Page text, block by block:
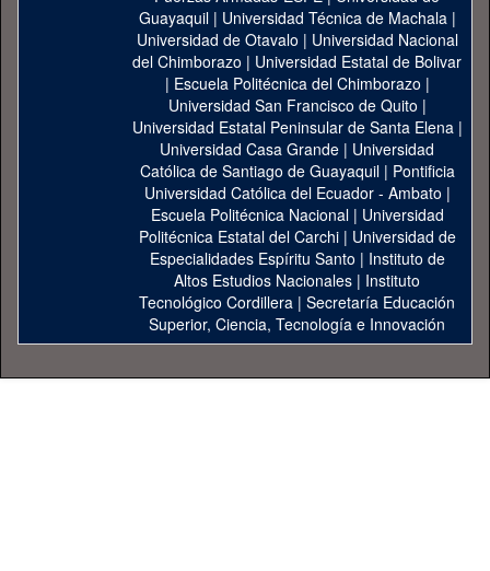
Guayaquil| Universidad Técnica de Machala|
Universidad de Otavalo | Universidad Nacional
del Chimborazo | Universidad Estatal de Bolivar
| Escuela Politécnica del Chimborazo |
Universidad San Francisco de Quito |
Universidad Estatal Peninsular de Santa Elena|
Universidad Casa Grande | Universidad
Católica de Santiago de Guayaquil| Pontificia
Universidad Católica del Ecuador - Ambato |
Escuela Politécnica Nacional| Universidad
Politécnica Estatal del Carchi| Universidad de
Especialidades Espíritu Santo | Instituto de
Altos Estudios Nacionales | Instituto
Tecnológico Cordillera | Secretaría Educación
Superior, Ciencia, Tecnología e Innovación